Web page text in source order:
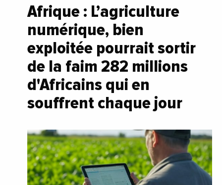
Afrique : L’agriculture
numérique, bien
exploitée pourrait sortir
de la faim 282 millions
d'Africains qui en
souffrent chaque jour